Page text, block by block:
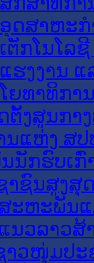
ດສາຫະ
ຕັກໂນໂລ
ຮງງານ
ຍທາທິກາ
ຕັ້ງສູນກາ
ນແຫ່ງ ສປ
ນັກຮົບເກົ່
າຊົນສູງສຸ
ະຫະພັນ
ນວລາວສ້
າວໜຸ່ມປະ